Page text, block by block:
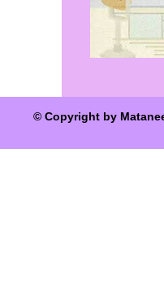
© Copyright by